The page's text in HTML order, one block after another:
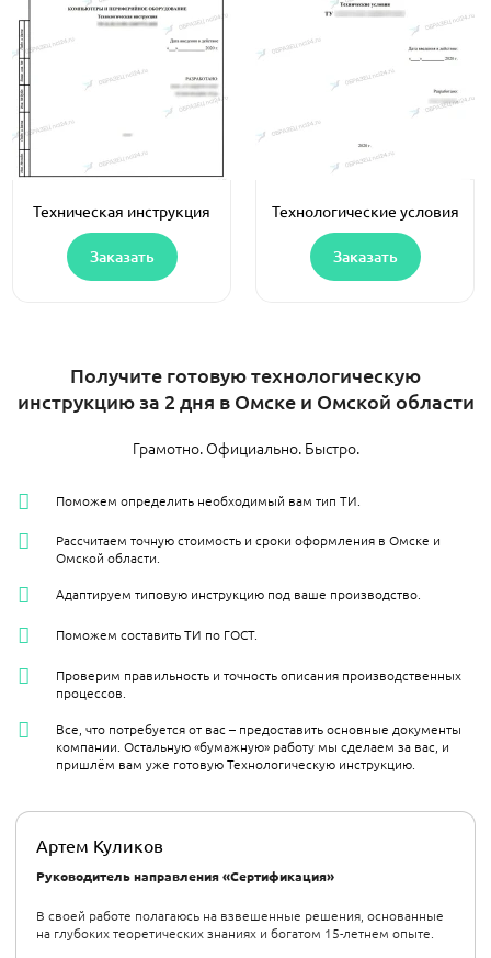
Техническая инструкция
Заказать
Технологические условия
Заказать
Получите готовую технологическую
инструкцию за 2 дня в Омске и Омской области
Грамотно. Официально. Быстро.
Артем Куликов
Руководитель направления «Сертификация»
В своей работе полагаюсь на взвешенные решения, основанные
на глубоких теоретических знаниях и богатом 15-летнем опыте.
Поможем определить необходимый вам тип ТИ.
Рассчитаем точную стоимость и сроки оформления в Омске и
Омской области.
Адаптируем типовую инструкцию под ваше производство.
Поможем составить ТИ по ГОСТ.
Проверим правильность и точность описания производственных
процессов.
Все, что потребуется от вас – предоставить основные документы
компании. Остальную «бумажную» работу мы сделаем за вас, и
пришлём вам уже готовую Технологическую инструкцию.